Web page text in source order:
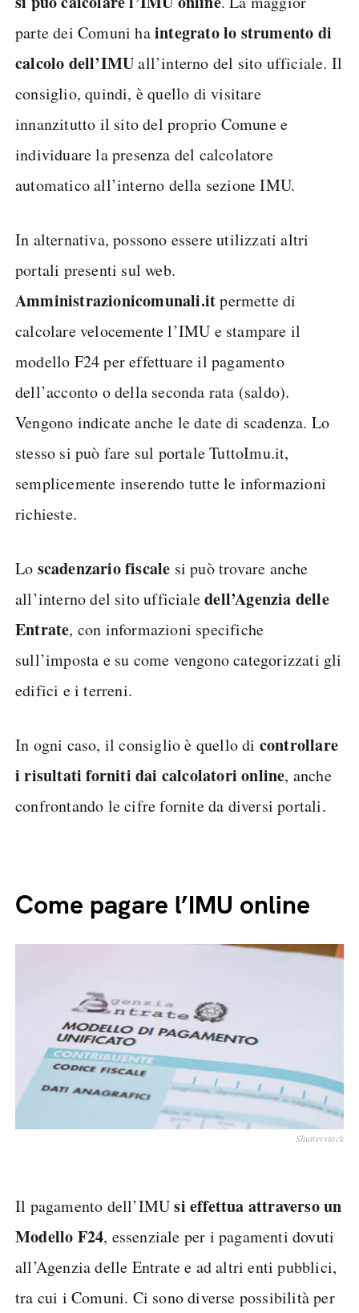
parte dei Comuni haintegrato lo strumento di
calcolo dell’IMUall’interno del sito ufficiale. Il
consiglio, quindi, è quello di visitare
innanzitutto il sito del proprio Comune e
individuare la presenza del calcolatore
automatico all’interno della sezione IMU.
In alternativa, possono essere utilizzati altri
portali presenti sul web.
Amministrazionicomunali.itpermette di
calcolare velocemente l’IMU e stampare il
modello F24 per effettuare il pagamento
dell’acconto o della seconda rata (saldo).
Vengono indicate anche le date di scadenza. Lo
stesso si può fare sul portale TuttoImu.it,
semplicemente inserendo tutte le informazioni
richieste.
Lo scadenzario fiscale si può trovare anche
all’interno del sito ufficialedell’Agenzia delle
Entrate, con informazioni specifiche
sull’imposta e su come vengono categorizzati gli
edifici e i terreni.
In ogni caso, il consiglio è quello di controllare
i risultati forniti dai calcolatori online, anche
confrontando le cifre fornite da diversi portali.
Come pagare l’IMU online
Shutterstock
Il pagamento dell’IMUsi effettua attraverso un
Modello F24, essenziale per i pagamenti dovuti
all’Agenzia delle Entrate e ad altri enti pubblici,
tra cui i Comuni. Ci sono diverse possibilità per